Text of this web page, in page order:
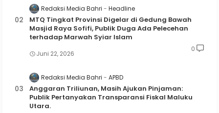
Redaksi Media Bahri Headline
MTQ Tingkat Provinsi Digelar di Gedung Bawah
Masjid Raya Sofifi, Publik Duga Ada Pelecehan
terhadap Marwah Syiar Islam
Juni 22, 2026
0
Redaksi Media Bahri APBD
Anggaran Triliunan, Masih Ajukan Pinjaman:
Publik Pertanyakan Transparansi Fiskal Maluku
Utara.